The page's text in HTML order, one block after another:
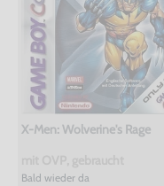
X-Men: Wolverine's Rage
Bald wieder da